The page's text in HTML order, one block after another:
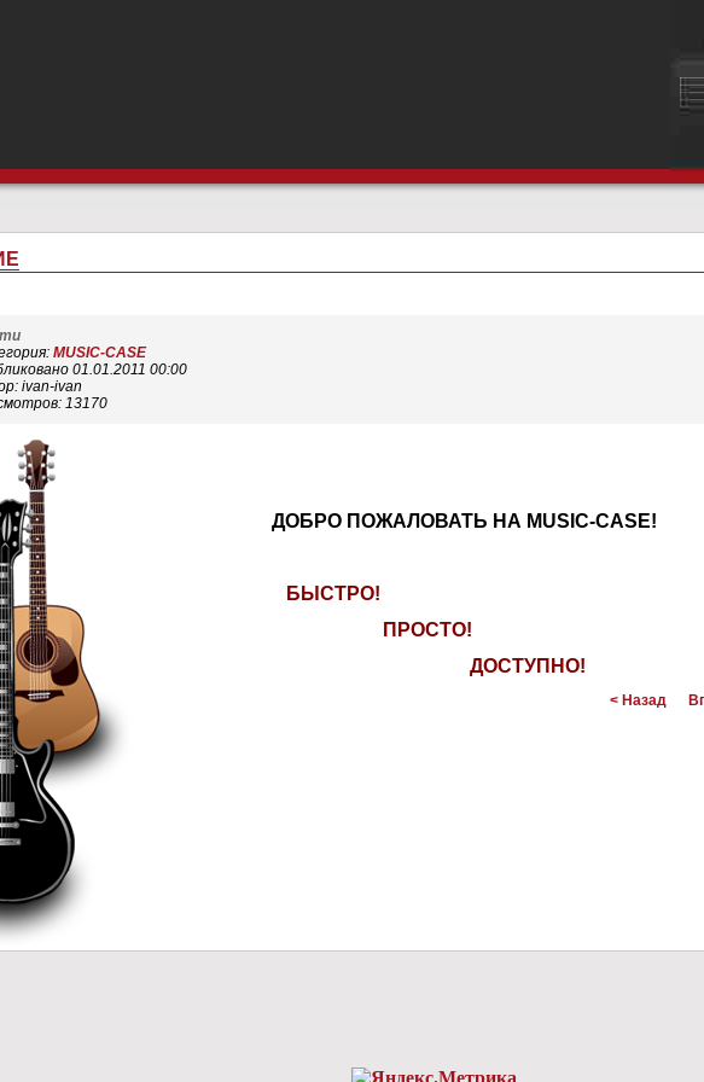
MUSIC-CASE
01.01.2011 00:00
ivan-ivan
13170
ДОБРО ПОЖАЛОВАТЬ НА MUSIC-CASE!
БЫСТРО!
ПРОСТО!
ДОСТУПНО!
< Назад